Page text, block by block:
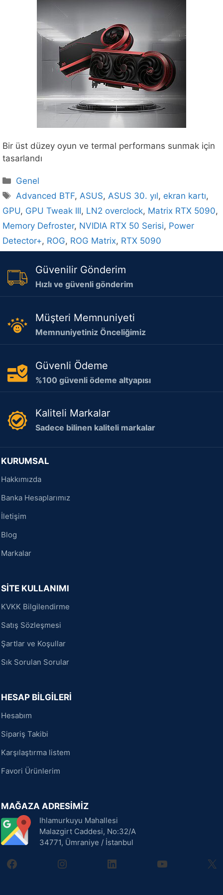
Bir üst düzey oyun ve termal performans sunmak için
tasarlandı
Kategoriler
Genel
Etiketler
Advanced BTF,ASUS,ASUS 30. yıl, ekran kartı,
GPU, GPU Tweak III, LN2 overclock, Matrix RTX 5090,
Memory Defroster, NVIDIA RTX 50 Serisi, Power
Detector+, ROG, ROG Matrix, RTX 5090
Güvenilir Gönderim
Hızlı ve güvenli gönderim
Müşteri Memnuniyeti
Memnuniyetiniz Önceliğimiz
Güvenli Ödeme
%100 güvenli ödeme altyapısı
Kaliteli Markalar
Sadece bilinen kaliteli markalar
KURUMSAL
Hakkımızda
Banka Hesaplarımız
İletişim
Blog
Markalar
SİTE KULLANIMI
KVKK Bilgilendirme
Satış Sözleşmesi
Şartlar ve Koşullar
Sık Sorulan Sorular
HESAP BİLGİLERİ
Hesabım
Sipariş Takibi
Karşılaştırma listem
Favori Ürünlerim
MAĞAZA ADRESİMİZ
Ihlamurkuyu Mahallesi
Malazgirt Caddesi, No:32/A
34771, Ümraniye / İstanbul
facebookinstagramlinkedin youtube X